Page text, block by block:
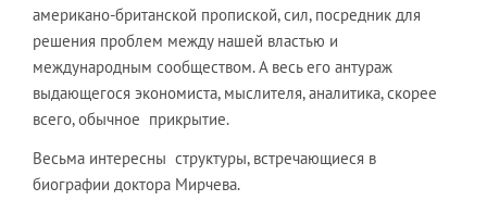
американо-британской пропиской, сил, посредник для
решения проблем между нашей властью и
международным сообществом. А весь его антураж
выдающегося экономиста, мыслителя, аналитика, скорее
всего, обычное прикрытие.
Весьма интересны структуры, встречающиеся в
биографии доктора Мирчева.